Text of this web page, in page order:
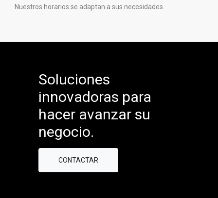
Nuestros horarios se adaptan a sus necesidades
Soluciones
innovadoras para
hacer avanzar su
negocio.
CONTACTAR